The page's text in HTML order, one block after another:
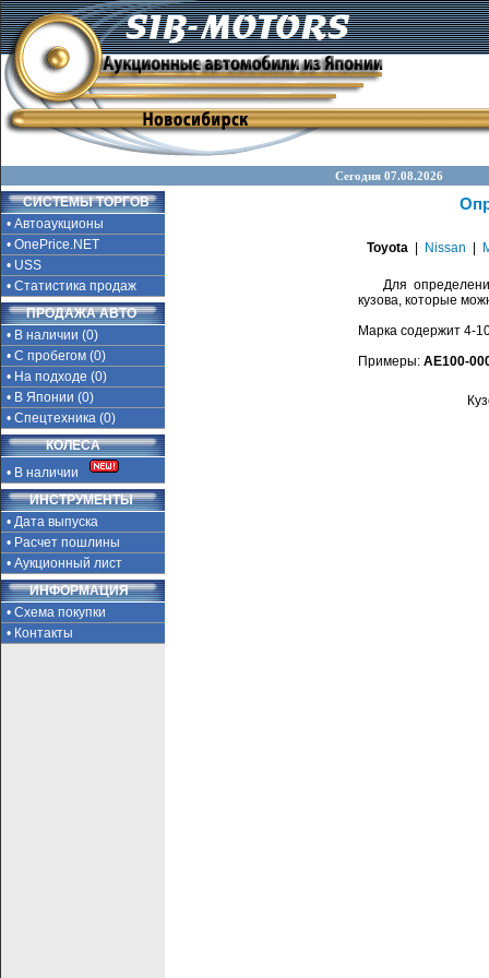
Сегодня 07.08.2026
СИСТЕМЫ ТОРГОВ
• Автоаукционы
• OnePrice.NET
• USS
• Статистика продаж
ПРОДАЖА АВТО
• В наличии (0)
• С пробегом (0)
• На подходе (0)
• В Японии (0)
• Спецтехника (0)
КОЛЕСА
• В наличии
ИНСТРУМЕНТЫ
• Дата выпуска
• Расчет пошлины
• Аукционный лист
ИНФОРМАЦИЯ
• Схема покупки
• Контакты
Toyota Nissan
Для определения
кузова, которые
Марка содержит 4-
Примеры: AE100-